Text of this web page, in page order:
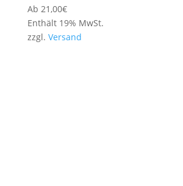
Ab 21,00€
Enthält 19% MwSt.
zzgl. Versand